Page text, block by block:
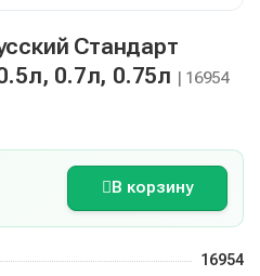
Стандарт
0.7л, 0.75л | 16954
В корзину
16954